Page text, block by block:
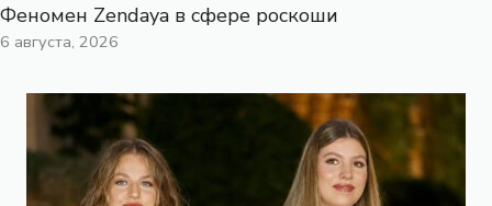
Феномен Zendaya в сфере роскоши
6 августа, 2026